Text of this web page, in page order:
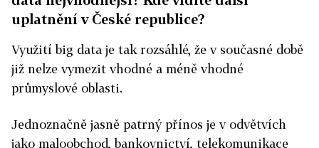
uplatnění v České republice?
Využití big data je tak rozsáhlé, že v současné době
již nelze vymezit vhodné a méně vhodné
průmyslové oblasti.
Jednoznačně jasně patrný přínos je v odvětvích
jako maloobchod, bankovnictví, telekomunikace